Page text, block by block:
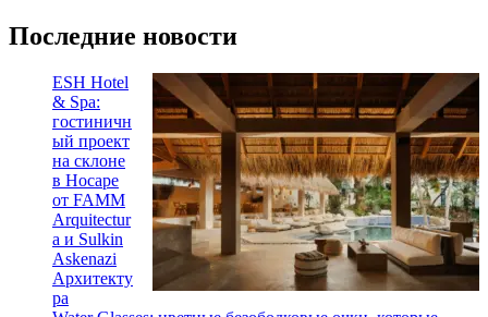
Последние новости
ESH Hotel
& Spa:
гостиничн
ый проект
на склоне
в Носаре
от FAMM
Arquitectur
a и Sulkin
Askenazi
Архитекту
ра